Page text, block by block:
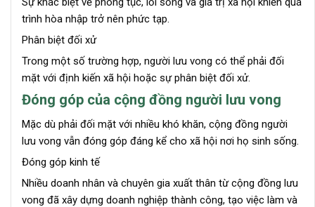
trình hòa nhập trở nên phức tạp.
Phân biệt đối xử
Trong một số trường hợp, người lưu vong có thể phải đối
mặt với định kiến xã hội hoặc sự phân biệt đối xử.
Đóng góp của cộng đồng người lưu vong
Mặc dù phải đối mặt với nhiều khó khăn, cộng đồng người
lưu vong vẫn đóng góp đáng kể cho xã hội nơi họ sinh sống.
Đóng góp kinh tế
Nhiều doanh nhân và chuyên gia xuất thân từ cộng đồng lưu
vong đã xây dựng doanh nghiệp thành công, tạo việc làm và